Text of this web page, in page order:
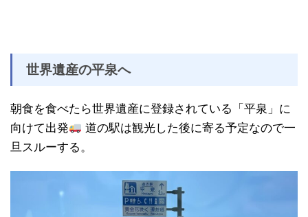
世界遺産の平泉へ
朝食を食べたら世界遺産に登録されている「平泉」に
向けて出発
道の駅は観光した後に寄る予定なので一
旦スルーする。